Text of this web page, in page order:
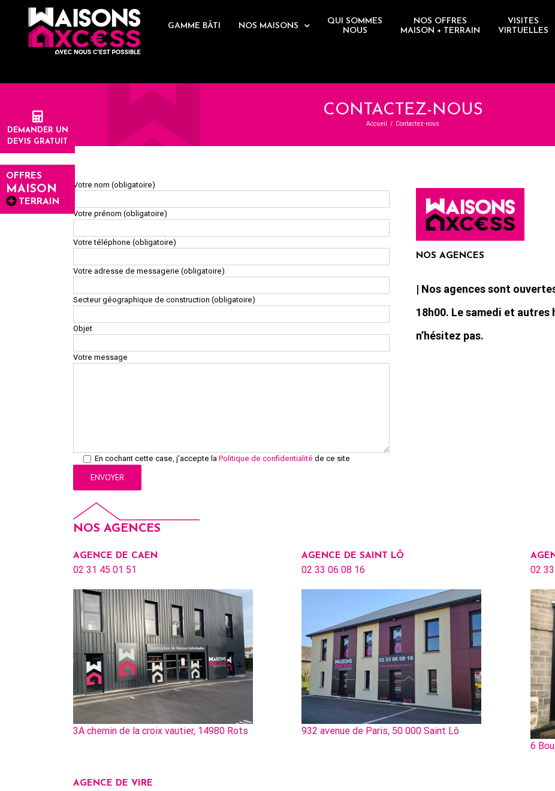
GAMME BÂTI NOS MAISONS
QUI SOMMES
NOUS
NOS OFFRES
MAISON + TERRAIN
VISITES
VIRTUELLES
DEMANDER UN
DEVIS GRATUIT
OFFRES
MAISON
TERRAIN
CONTACTEZ-NOUS
Accueil / Contactez-nous
Votre nom (obligatoire)
Votre prénom (obligatoire)
Votre téléphone (obligatoire)
Votre adresse de messagerie (obligatoire)
Secteur géographique de construction (obligatoire)
Objet
Votre message
En cochant cette case, j’accepte la Politique de confidentialité de ce site
NOS AGENCES
Nos agences sont
18h00. Le samedi et
n’hésitez pas.
NOS AGENCES
AGENCE DE CAEN
02 31 45 01 51
3A chemin de la croix vautier, 14980 Rots
AGENCE DE SAINT LÔ
02 33 06 08 16
932 avenue de Paris, 50 000 Saint Lô
02
6
AGENCE DE VIRE
Panneau de gestion des cookies